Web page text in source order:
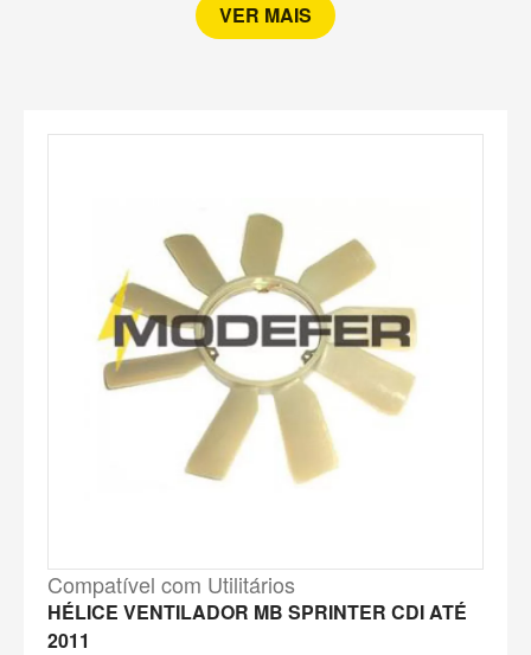
VER MAIS
Compatível com Utilitários
HÉLICE VENTILADOR MB SPRINTER CDI ATÉ
2011